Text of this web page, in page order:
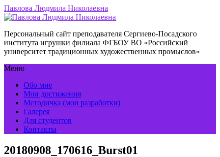
Павлова Людмила Николаевна
Персональный сайт преподавателя Сергиево-Посадского
института игрушки филиала ФГБОУ ВО «Российский
университет традиционных художественных промыслов»
Меню
Обо мне
Мои достижения
Методичка (мои разработки)
Галерея
Для студентов
Контакты
20180908_170616_Burst01